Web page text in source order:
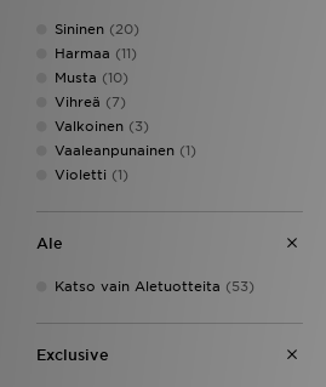
Nike (216)
PUMA(18)
Reebok(8)
Score Draw
Supply & Demand
Technicals(5)
The North Face
Unlike Humans(35)
Vans
Sininen (20)
Harmaa (11)
Musta (10)
Vihreä (7)
Valkoinen (3)
Vaaleanpunainen (1)
Violetti (1)
Ale
Katso vain Aletuotteita (53)
Exclusive